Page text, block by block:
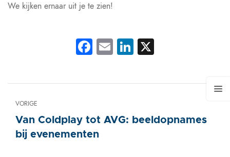
We kijken ernaar uit je te zien!
Facebook
EmailLinkedIn
VORIGE
Van Coldplay tot AVG: beeldopnames
bij evenementen